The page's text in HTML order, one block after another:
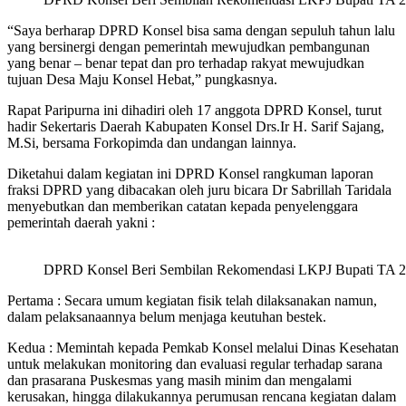
“Saya berharap DPRD Konsel bisa sama dengan sepuluh tahun lalu
yang bersinergi dengan pemerintah mewujudkan pembangunan
yang benar – benar tepat dan pro terhadap rakyat mewujudkan
tujuan Desa Maju Konsel Hebat,” pungkasnya.
Rapat Paripurna ini dihadiri oleh 17 anggota DPRD Konsel, turut
hadir Sekertaris Daerah Kabupaten Konsel Drs.Ir H. Sarif Sajang,
M.Si, bersama Forkopimda dan undangan lainnya.
Diketahui dalam kegiatan ini DPRD Konsel rangkuman laporan
fraksi DPRD yang dibacakan oleh juru bicara Dr Sabrillah Taridala
menyebutkan dan memberikan catatan kepada penyelenggara
pemerintah daerah yakni :
DPRD Konsel Beri Sembilan Rekomendasi LKPJ Bupati TA
Pertama : Secara umum kegiatan fisik telah dilaksanakan namun,
dalam pelaksanaannya belum menjaga keutuhan bestek.
Kedua : Memintah kepada Pemkab Konsel melalui Dinas Kesehatan
untuk melakukan monitoring dan evaluasi regular terhadap sarana
dan prasarana Puskesmas yang masih minim dan mengalami
kerusakan, hingga dilakukannya perumusan rencana kegiatan dalam